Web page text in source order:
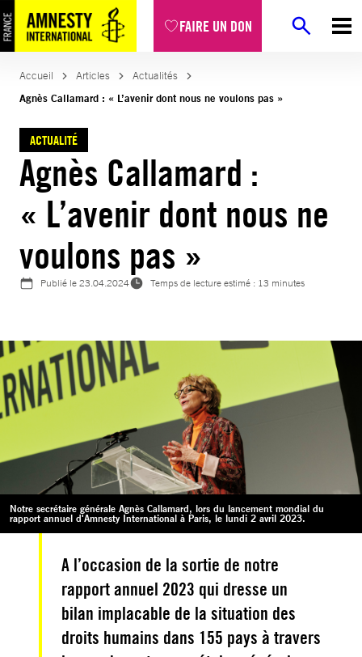
FAIRE UN DON
Aller
au
contenu
Accueil Articles
Actualités
Agnès Callamard : « L’avenir dont nous ne voulons pas »
ACTUALITÉ
Agnès Callamard :
« L’avenir dont nous ne
voulons pas »
Publié le23.04.2024 Temps de lecture estimé : 13 minutes
Notre secrétaire générale Agnès Callamard, lors du lancement mondial du
rapport annuel d'Amnesty International à Paris, le lundi 2 avril 2023.
A l’occasion de la sortie de notre
rapport annuel 2023 qui dresse un
bilan implacable de la situation des
droits humains dans 155 pays à travers